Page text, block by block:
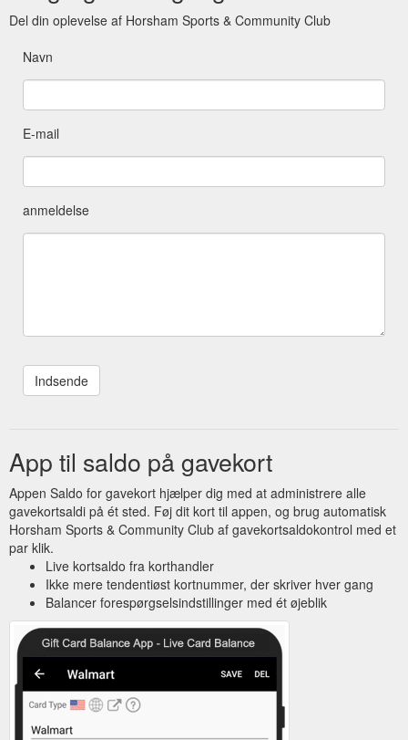
Del din oplevelse af Horsham Sports & Community Club
Navn
E-mail
anmeldelse
App til saldo på gavekort
Appen Saldo for gavekort hjælper dig med at administrere alle
gavekortsaldi på ét sted. Føj dit kort til appen, og brug automatisk
Horsham Sports & Community Club af gavekortsaldokontrol med et
par klik.
Live kortsaldo fra korthandler
Ikke mere tendentiøst kortnummer, der skriver hver gang
Balancer forespørgselsindstillinger med ét øjeblik